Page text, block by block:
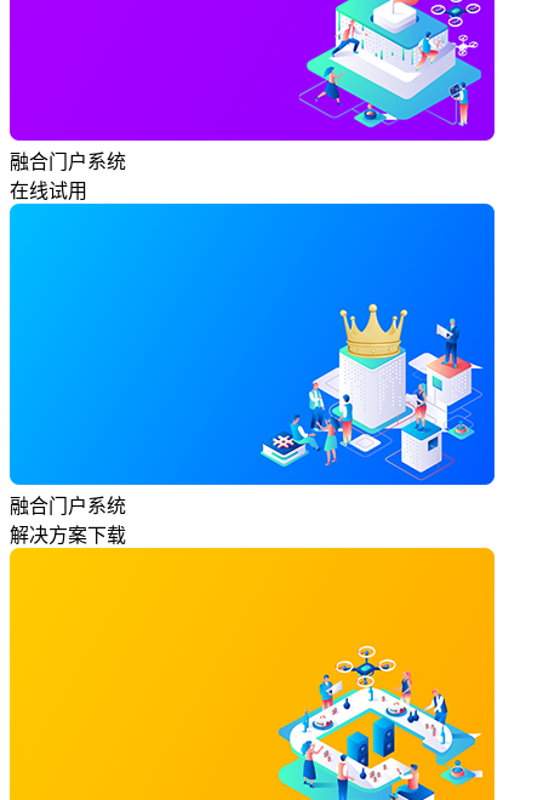
融合门户系统
在线试用
融合门户系统
解决方案下载